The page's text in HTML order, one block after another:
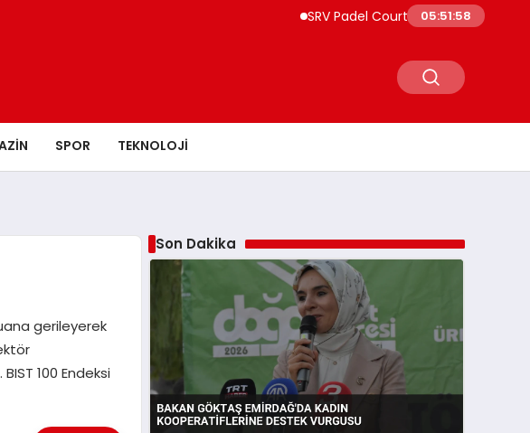
SRV Padel Court, 24 Ülkeye İhracat
05:51:59
SPOR TEKNOLOJI
gerileyerek
100 Endeksi
Son Dakika